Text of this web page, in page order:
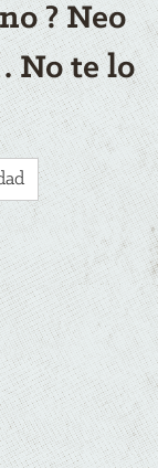
? Neo
No te lo